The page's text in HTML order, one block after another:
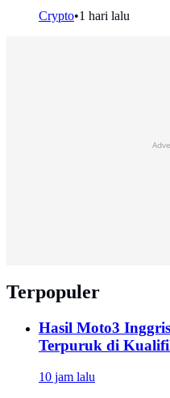
Crypto•1 hari lalu
Terpopuler
Hasil Moto3
Terpuruk di
10 jam lalu